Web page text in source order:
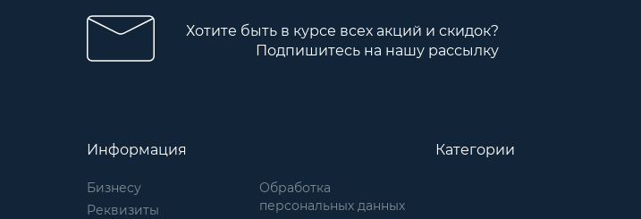
Хотите быть в курсе всех акций и скидок?
Подпишитесь на нашу рассылку
Информация
Бизнесу
Реквизиты
Обработка
персональных данных
Категории